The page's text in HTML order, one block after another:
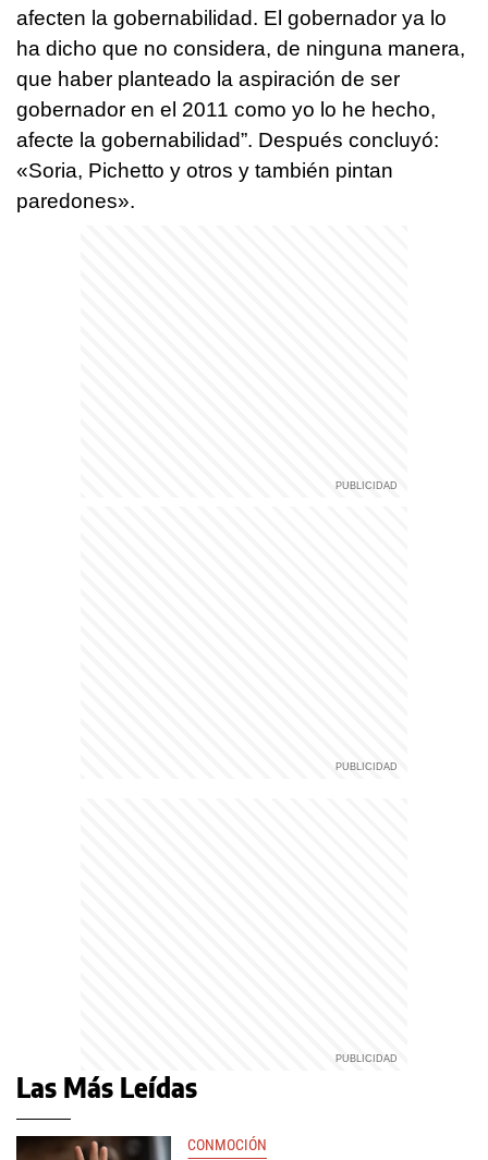
afecten la gobernabilidad. El gobernador ya lo
ha dicho que no considera, de ninguna manera,
que haber planteado la aspiración de ser
gobernador en el 2011 como yo lo he hecho,
afecte la gobernabilidad”. Después concluyó:
«Soria, Pichetto y otros y también pintan
paredones».
Las Más Leídas
CONMOCIÓN